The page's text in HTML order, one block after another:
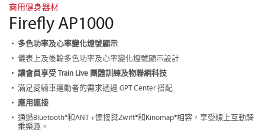
商用健身器材
Firefly AP1000
多色功率及心率變化燈號顯示
儀表上及後輪多色功率及心率變化燈號顯示設計
讓會員享受 Train Live 團體訓練及物聯網科技
滿足愛騎車運動者的需求透過 GPT Center 搭配
應用連接
通過Bluetooth®和ANT +連接與Zwift®和Kinomap®相容，享受線上互動騎
乘樂趣。